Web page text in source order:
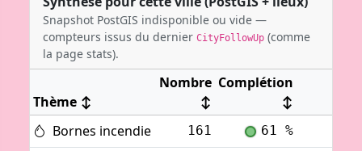
Snapshot PostGIS indisponible ou vide —
compteurs issus du dernier CityFollowUp (comme
la page stats).
Thème ↕
Nombre
↕
Complétion
↕
Bornes incendie
161 61 %